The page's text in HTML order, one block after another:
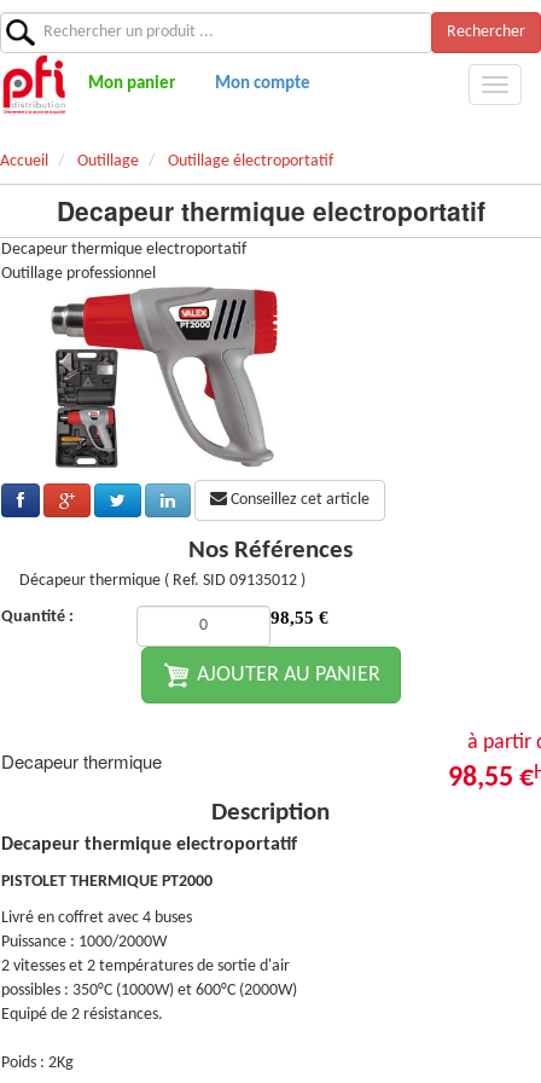
Rechercher
Mon panier Mon compte
Accueil Outillage Outillage électroportatif
Decapeur thermique electroportatif
Decapeur thermique electroportatif
Outillage professionnel
Conseillez cet article
Nos Références
Décapeur thermique ( Ref. SID 09135012 )
Quantité :
98,55 €
AJOUTER AU PANIER
à partir
98,55 €
Decapeur thermique
Description
Decapeur thermique electroportatif
PISTOLET THERMIQUE PT2000
Livré en coffret avec 4 buses
Puissance : 1000/2000W
2 vitesses et 2 températures de sortie d'air
possibles : 350°C (1000W) et 600°C (2000W)
Equipé de 2 résistances.
Poids : 2Kg